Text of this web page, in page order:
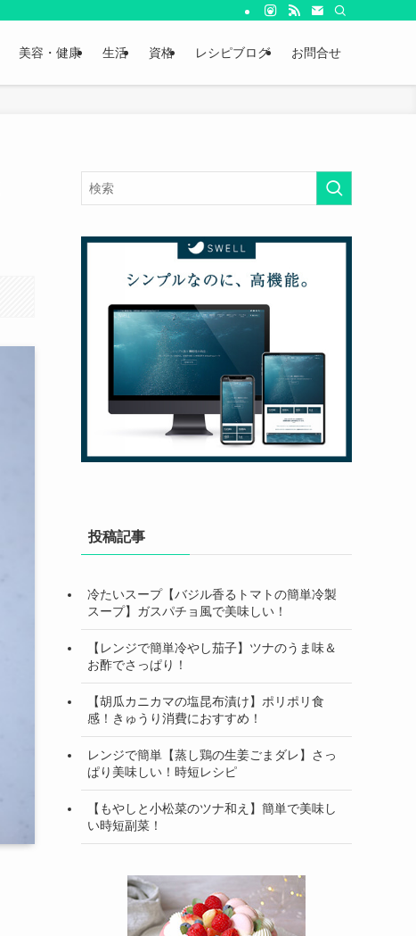
美容・健康 生活 資格 レシピブログ お問合せ
投稿記事
冷たいスープ【バジル香るトマトの簡単冷製
スープ】ガスパチョ風で美味しい！
【レンジで簡単冷やし茄子】ツナのうま味＆
お酢でさっぱり！
【胡瓜カニカマの塩昆布漬け】ポリポリ食
感！きゅうり消費におすすめ！
レンジで簡単【蒸し鶏の生姜ごまダレ】さっ
ぱり美味しい！時短レシピ
【もやしと小松菜のツナ和え】簡単で美味し
い時短副菜！